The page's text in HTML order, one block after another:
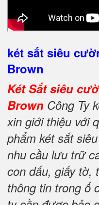
két sắt siêu
Brown
Két Sắt siêu
Brown Công Ty
xin giới thiệu với
phẩm két sắt
nhu cầu lưu trữ
con dấu, giấy tờ,
thông tin trong ổ